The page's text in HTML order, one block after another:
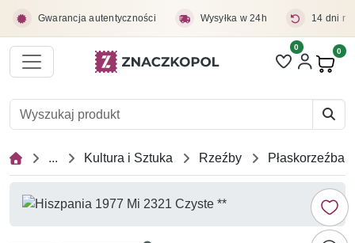
Gwarancja autentyczności Wysyłka w 24h 14 dni
Liczba pozycji
0 0
... Kultura i Sztuka Rzeźby Płaskorzeźba